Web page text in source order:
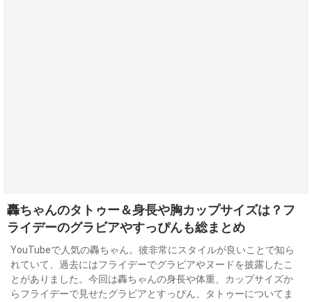
轟ちゃんのタトゥー＆身長や胸カップサイズは？フ
ライデーのグラビアやすっぴんも総まとめ
YouTubeで人気の轟ちゃん。彼非常にスタイルが良いことで知ら
れていて、過去にはフライデーでグラビアやヌードを披露したこ
とがありました。今回は轟ちゃんの身長や体重、カップサイズか
らフライデーで見せたグラビアとすっぴん、タトゥーについてま